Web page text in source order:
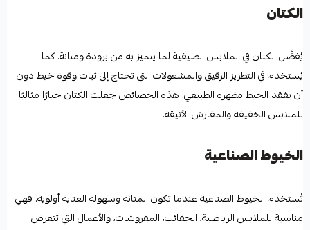
الكتان
يُفضَّل الكتان في الملابس الصيفية لما يتميز به من برودة ومتانة. كما
يُستخدم في التطريز الرقيق والمشغولات التي تحتاج إلى ثبات وقوة خيط دون
أن يفقد الخيط مظهره الطبيعي. هذه الخصائص جعلت الكتان خيارًا مثاليًا
للملابس الخفيفة والمفارش الأنيقة.
الخيوط الصناعية
تُستخدم الخيوط الصناعية عندما تكون المتانة وسهولة العناية أولوية. فهي
مناسبة للملابس الرياضية، الحقائب، المفروشات، والأعمال التي تتعرض